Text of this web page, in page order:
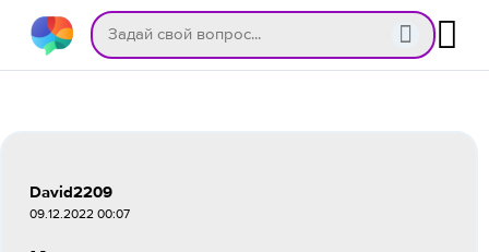
David2209
09.12.2022 00:07